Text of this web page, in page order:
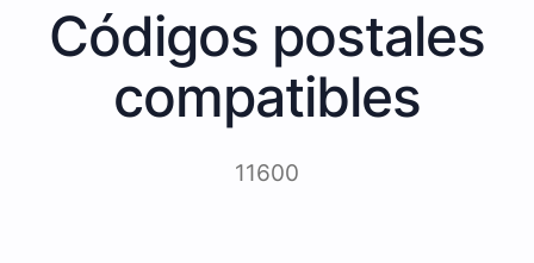
Códigos postales
compatibles
11600